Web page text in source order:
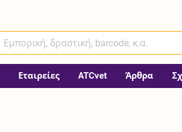
Εταιρείες ATCvet Άρθρα